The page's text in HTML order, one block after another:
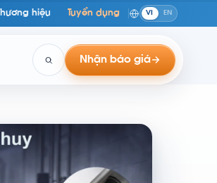
Thương hiệu Tuyển dụng VI EN
Nhận báo giá